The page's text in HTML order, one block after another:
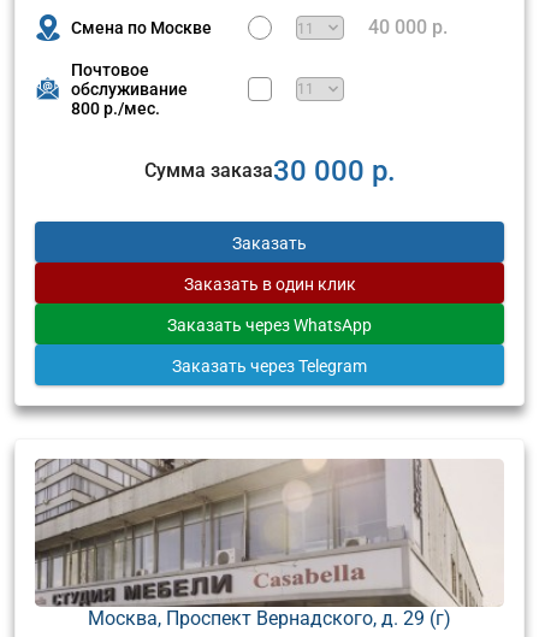
Смена по Москве 40 000 р.
Почтовое
обслуживание
800 р./мес.
Сумма заказа30 000 р.
Заказать
Заказать в один клик
Заказать через WhatsApp
Заказать через Telegram
Москва, Проспект Вернадского, д. 29 (г)